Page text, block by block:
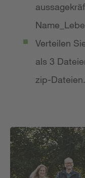
Verteilen
als 3
zip-Dateien.